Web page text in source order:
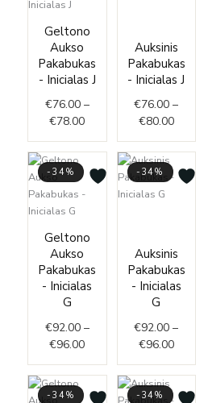
Geltono
Aukso
Pakabukas
- Inicialas J
€76.00 –
€78.00
range:
through
€78.00
Auksinis
Pakabukas
- Inicialas J
€76.00 –
€80.00
€80.00
-34%
Geltono
Aukso
Pakabukas
- Inicialas
G
€92.00 –
€96.00
range:
through
-34%
Auksinis
Pakabukas
- Inicialas
G
€92.00 –
€96.00
€96.00
-34% -34%